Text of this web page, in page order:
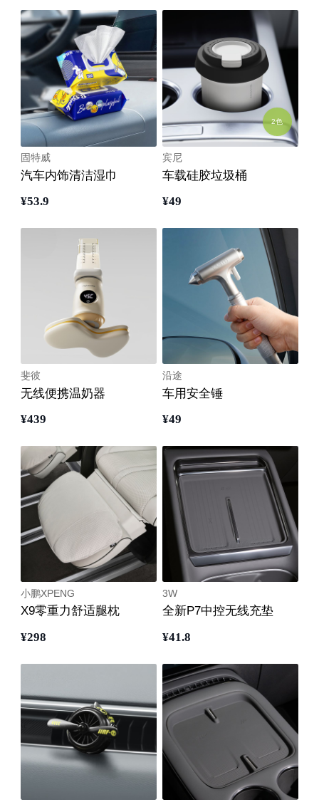
固特威
汽车内饰清洁湿巾
¥53.9
2色
宾尼
车载硅胶垃圾桶
¥49
斐彼
无线便携温奶器
¥439
沿途
车用安全锤
¥49
小鹏XPENG
X9零重力舒适腿枕
¥298
3W
全新P7中控无线充垫
¥41.8